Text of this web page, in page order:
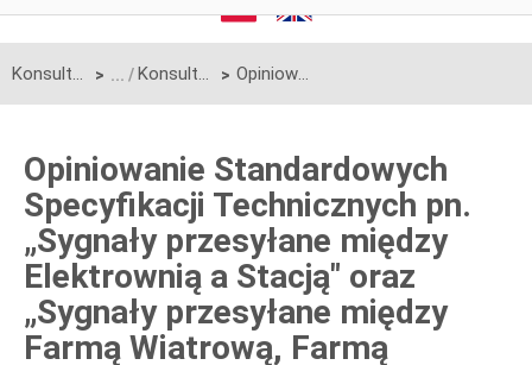
Konsultacje > Konsultacje zakończone > Opiniowanie Standardowych Specyfikacji Technicznych pn. „Sygnały przesyłane między Elektrownią a Stacją" oraz „Sygnały przesyłane między Farmą Wiatrową, Farmą Fotowoltaiczną, Magazynem Energii a PSE S.A.”
Opiniowanie Standardowych
Specyfikacji Technicznych pn.
„Sygnały przesyłane między
Elektrownią a Stacją" oraz
„Sygnały przesyłane między
Farmą Wiatrową, Farmą